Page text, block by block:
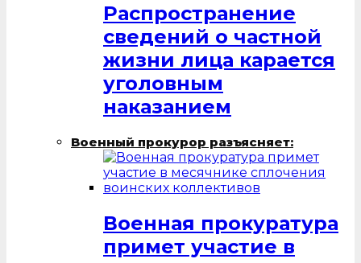
Распространение
сведений о частной
жизни лица карается
уголовным
наказанием
Военный прокурор разъясняет:
Военная прокуратура
примет участие в